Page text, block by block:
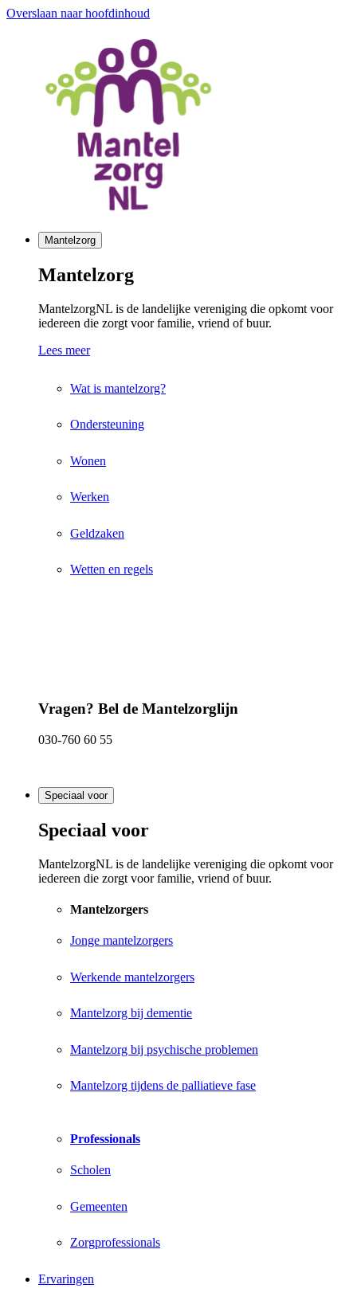
Overslaan naar hoofdinhoud
Mantelzorg
Mantelzorg
MantelzorgNL is de landelijke vereniging die opkomt voor
iedereen die zorgt voor familie, vriend of buur.
Lees meer
Wat is mantelzorg?
Ondersteuning
Wonen
Werken
Geldzaken
Wetten en regels
Vragen? Bel de Mantelzorglijn
030-760 60 55
Speciaal voor
Speciaal voor
MantelzorgNL is de landelijke vereniging die opkomt voor
iedereen die zorgt voor familie, vriend of buur.
Mantelzorgers
Jonge mantelzorgers
Werkende mantelzorgers
Mantelzorg bij dementie
Mantelzorg bij psychische problemen
Mantelzorg tijdens de palliatieve fase
Professionals
Scholen
Gemeenten
Zorgprofessionals
Ervaringen